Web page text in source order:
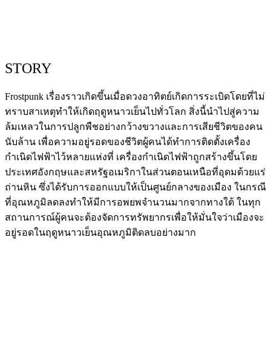
STORY
Frostpunk เรื่องราวเกิดขึ้นเมื่อดวงอาทิตย์เกิดการระเบิดโดยที่ไม่
ทราบสาเหตุทำให้เกิดฤดูหนาวเย็นไปทั่วโลก สิ่งนี้นำไปสู่ความ
ล้มเหลวในการปลูกพืชอย่างกว้างขวางและการเสียชีวิตของคน
นับล้าน เพื่อความอยู่รอดของชีวิตผู้คนได้ทำการติดตั้งเครื่อง
กำเนิดไฟฟ้าไว้หลายแห่งที่ เครื่องกำเนิดไฟฟ้าถูกสร้างขึ้นโดย
ประเทศอังกฤษและสหรัฐอเมริกาในส่วนตอนเหนือที่อุดมด้วยแร่
ถ่านหิน ซึ่งได้รับการออกแบบให้เป็นศูนย์กลางของเมือง ในกรณี
ที่อุณหภูมิลดลงทำให้มีการอพยพจำนวนมากจากทางใต้ ในทุก
สถานการณ์ผู้คนจะต้องจัดการทรัพยากรเพื่อให้มั่นใจว่าเมืองจะ
อยู่รอดในฤดูหนาวเย็นอุณหภูมิติดลบอย่างมาก